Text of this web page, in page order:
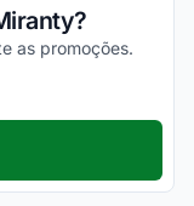
as promoções.